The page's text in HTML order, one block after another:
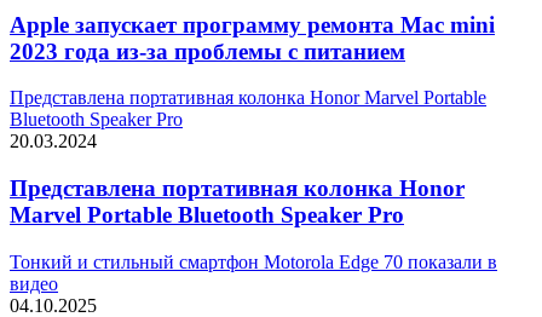
Apple запускает программу ремонта Mac mini
2023 года из-за проблемы с питанием
Представлена портативная колонка Honor Marvel Portable
Bluetooth Speaker Pro
20.03.2024
Представлена портативная колонка Honor
Marvel Portable Bluetooth Speaker Pro
Тонкий и стильный смартфон Motorola Edge 70 показали в
видео
04.10.2025